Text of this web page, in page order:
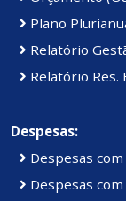
Plano
Relatório
Relatório Res.
Despesas:
Despesas
Despesas